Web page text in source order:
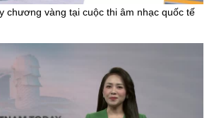
chương vàng tại cuộc thi âm nhạc quốc tế